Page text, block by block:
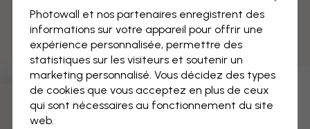
Photowall et nos partenaires enregistrent des
informations sur votre appareil pour offrir une
expérience personnalisée, permettre des
statistiques sur les visiteurs et soutenir un
marketing personnalisé. Vous décidez des types
de cookies que vous acceptez en plus de ceux
qui sont nécessaires au fonctionnement du site
web.